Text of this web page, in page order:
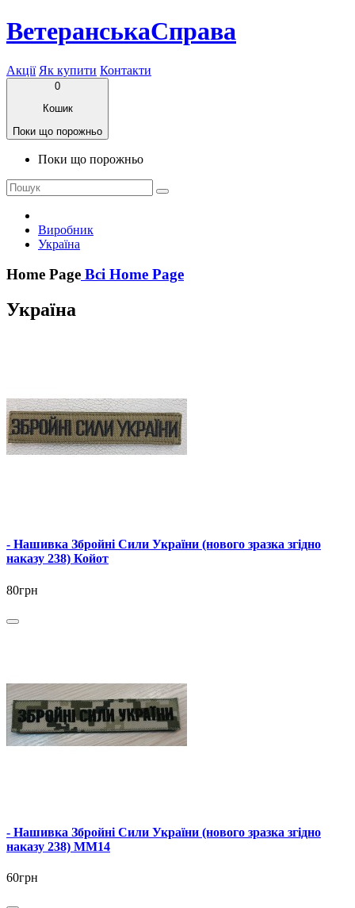
ВетеранськаСправа
Акції Як купити Контакти
0
Кошик
Поки що порожньо
Поки що порожньо
Виробник
Україна
Home Page Всі Home Page
Україна
- Нашивка Збройні Сили України (нового зразка згідно
наказу 238) Койот
80грн
- Нашивка Збройні Сили України (нового зразка згідно
наказу 238) ММ14
60грн